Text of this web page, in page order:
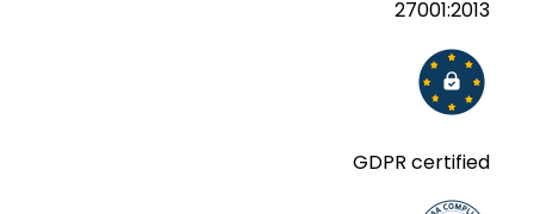
27001:2013
GDPR certified